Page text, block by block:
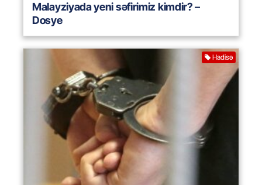
Malayziyada yeni səfirimiz kimdir? –
Dosye
Hadisə